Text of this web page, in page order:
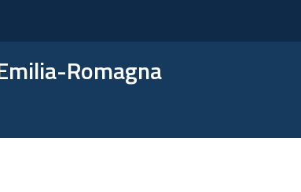
Romagna